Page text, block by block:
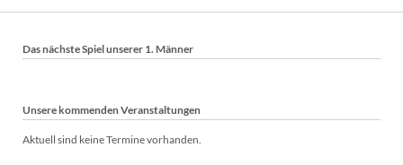
Das nächste Spiel unserer 1. Männer
Unsere kommenden Veranstaltungen
Aktuell sind keine Termine vorhanden.